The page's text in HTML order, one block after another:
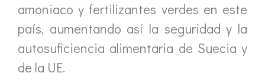
amoniaco y fertilizantes verdes en este
país, aumentando así la seguridad y la
autosuficiencia alimentaria de Suecia y
de la UE.